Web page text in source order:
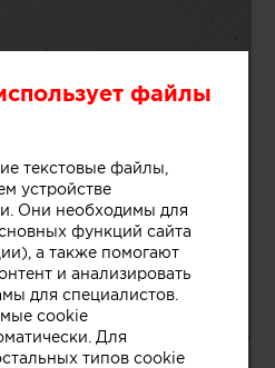
файлы
текстовые файлы,
устройстве
Они необходимы для
функций сайта
а также помогают
и анализировать
для специалистов.
cookie
Для
типов cookie